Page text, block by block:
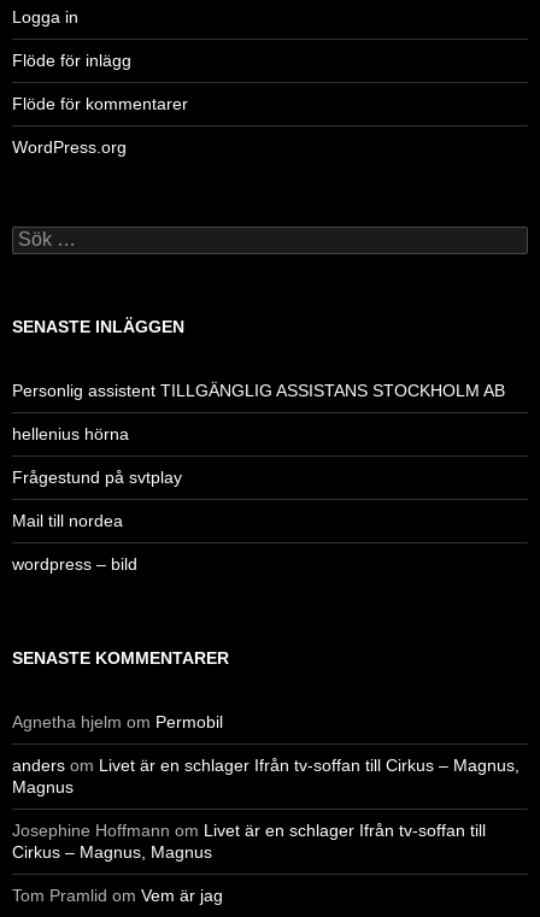
Logga in
Flöde för inlägg
Flöde för kommentarer
WordPress.org
Sök
efter:
SENASTE INLÄGGEN
Personlig assistent TILLGÄNGLIG ASSISTANS STOCKHOLM AB
hellenius hörna
Frågestund på svtplay
Mail till nordea
wordpress – bild
SENASTE KOMMENTARER
Agnetha hjelm om Permobil
anders om Livet är en schlager Ifrån tv-soffan till Cirkus – Magnus,
Magnus
Josephine Hoffmann om Livet är en schlager Ifrån tv-soffan till
Cirkus – Magnus, Magnus
Tom Pramlid om Vem är jag